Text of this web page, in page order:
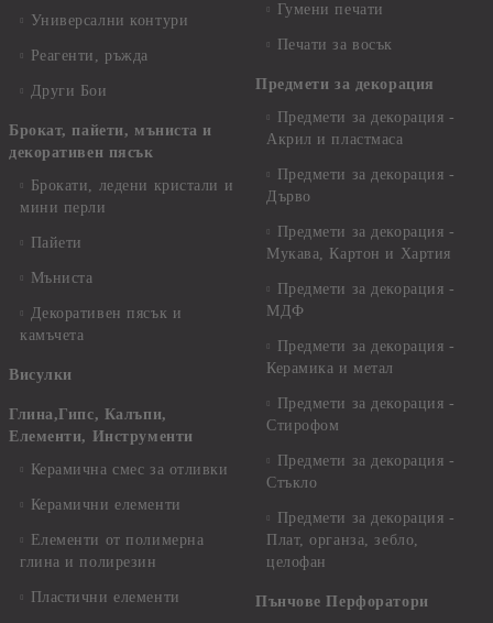
Универсални контури
Реагенти, ръжда
Други Бои
Брокат, пайети, мъниста и
декоративен пясък
Брокати, ледени кристали и
мини перли
Пайети
Мъниста
Декоративен пясък и
камъчета
Висулки
Глина,Гипс, Калъпи,
Елементи, Инструменти
Керамична смес за отливки
Керамични елементи
Елементи от полимерна
глина и полирезин
Пластични елементи
Гумени печати
Печати за восък
Предмети за декорация
Предмети за декорация -
Акрил и пластмаса
Предмети за декорация -
Дърво
Предмети за декорация -
Мукава, Картон и Хартия
Предмети за декорация -
МДФ
Предмети за декорация -
Керамика и метал
Предмети за декорация -
Стирофом
Предмети за декорация -
Стъкло
Предмети за декорация -
Плат, органза, зебло,
целофан
Пънчове Перфоратори